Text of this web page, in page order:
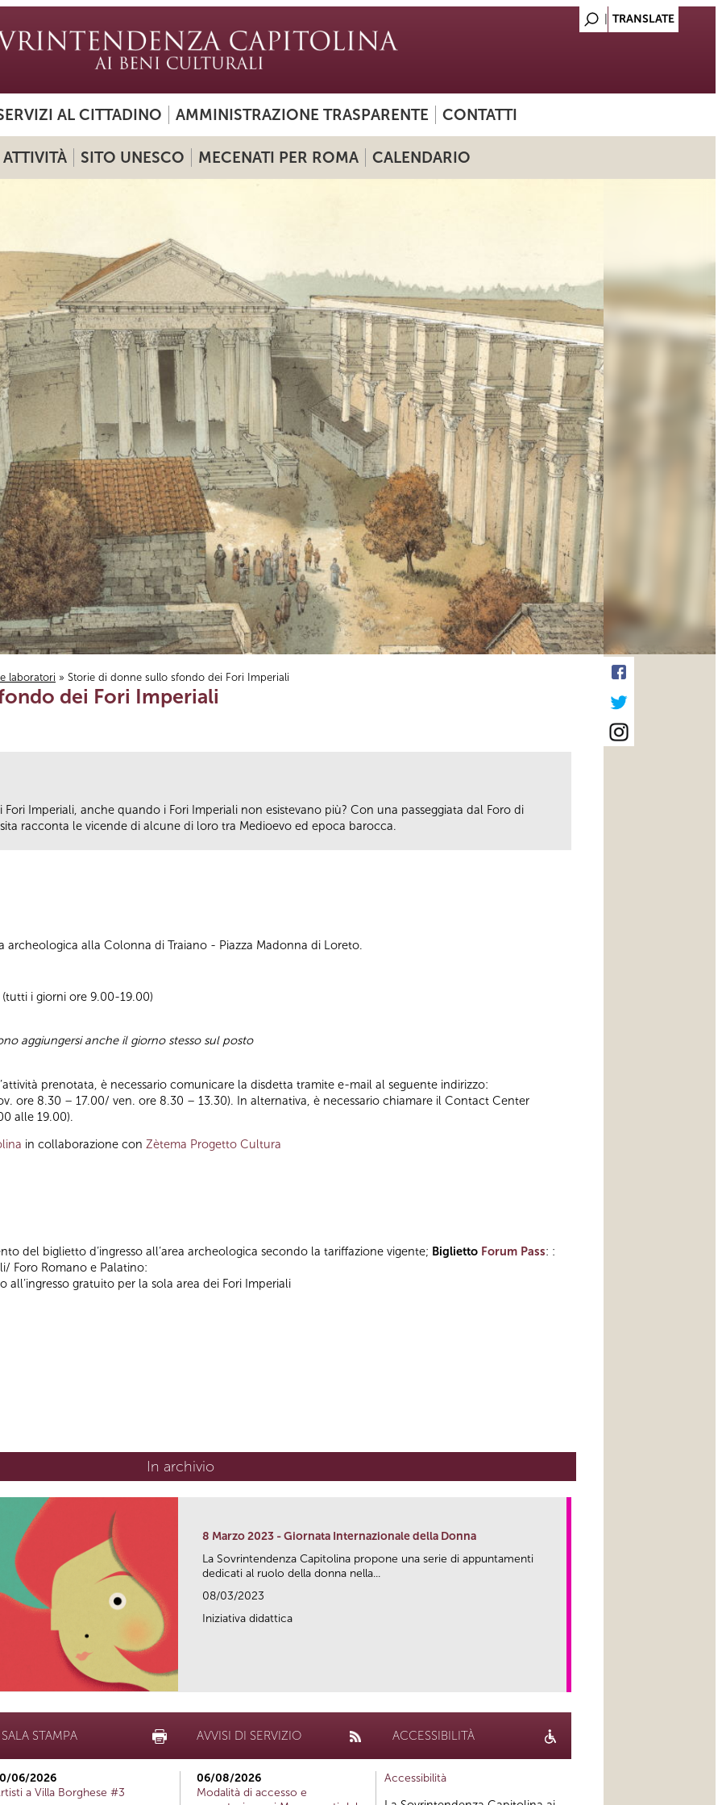
AL CITTADINO AMMINISTRAZIONE TRASPARENTE CONTATTI
ATTIVITÀ SITO UNESCO MECENATI PER ROMA CALENDARIO
laboratori » Storie di donne sullo sfondo dei Fori Imperiali
dei Fori Imperiali
Imperiali, anche quando i Fori Imperiali non esistevano più? Con una passeggiata dal Foro di
racconta le vicende di alcune di loro tra Medioevo ed epoca barocca.
archeologica alla Colonna di Traiano - Piazza Madonna di Loreto.
i giorni ore 9.00-19.00)
aggiungersi anche il giorno stesso sul posto
prenotata, è necessario comunicare la disdetta tramite e-mail al seguente indirizzo:
ore 8.30 – 17.00/ ven. ore 8.30 – 13.30). In alternativa, è necessario chiamare il Contact Center
alle 19.00).
in collaborazione con Zètema Progetto Cultura
del biglietto d’ingresso all’area archeologica secondo la tariffazione vigente; Biglietto Forum Pass: :
Foro Romano e Palatino:
all’ingresso gratuito per la sola area dei Fori Imperiali
In archivio
8 Marzo 2023 - Giornata Internazionale della Donna
La Sovrintendenza Capitolina propone una serie di appuntamenti
dedicati al ruolo della donna nella...
08/03/2023
Iniziativa didattica
SALA STAMPA
06/2026
a Villa Borghese #3
AVVISI DI SERVIZIO
06/08/2026
Modalità di accesso e
ACCESSIBILITÀ
Accessibilità